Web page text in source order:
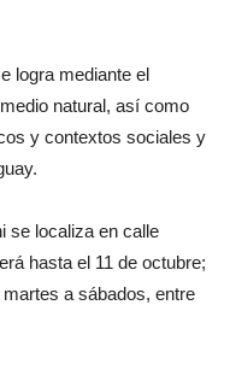
logra mediante el
natural, así como
y contextos sociales y
se localiza en calle
hasta el 11 de octubre;
a sábados, entre